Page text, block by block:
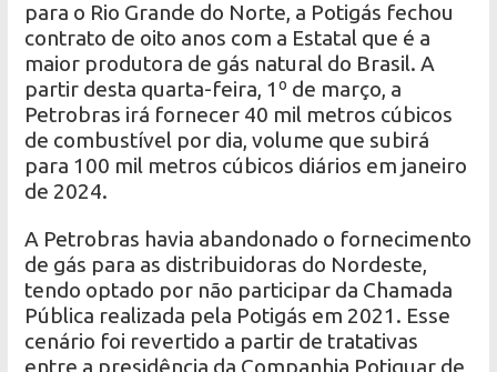
para o Rio Grande do Norte, a Potigás fechou
contrato de oito anos com a Estatal que é a
maior produtora de gás natural do Brasil. A
partir desta quarta-feira, 1º de março, a
Petrobras irá fornecer 40 mil metros cúbicos
de combustível por dia, volume que subirá
para 100 mil metros cúbicos diários em janeiro
de 2024.
A Petrobras havia abandonado o fornecimento
de gás para as distribuidoras do Nordeste,
tendo optado por não participar da Chamada
Pública realizada pela Potigás em 2021. Esse
cenário foi revertido a partir de tratativas
entre a presidência da Companhia Potiguar de